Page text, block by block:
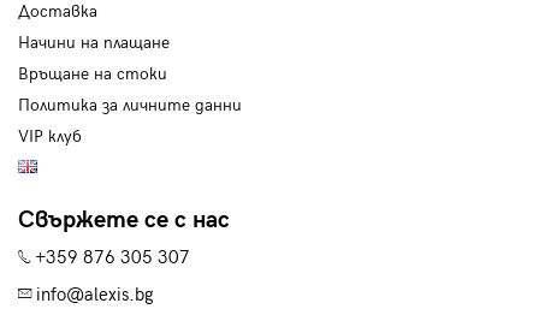
Доставка
Начини на плащане
Връщане на стоки
Политика за личните данни
VIP клуб
Свържете се с нас
+359 876 305 307
info@alexis.bg